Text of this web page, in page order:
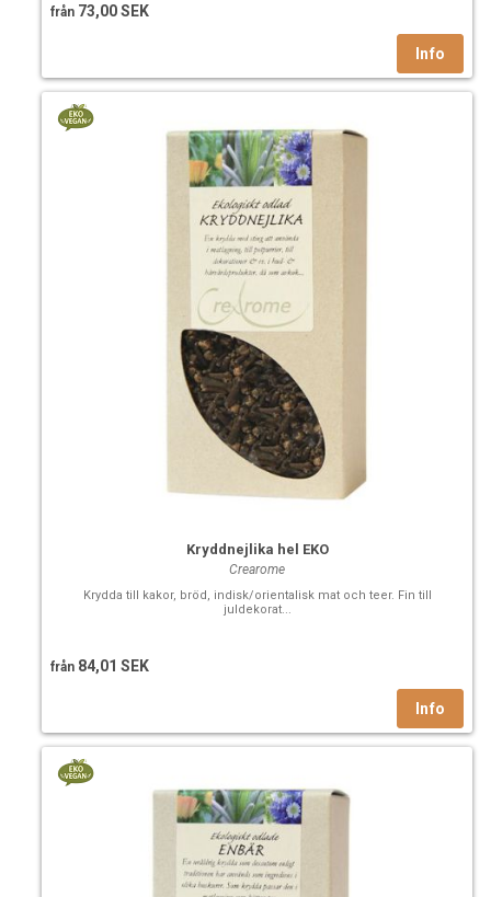
från 73,00 SEK
Kryddnejlika hel EKO
Crearome
Krydda till kakor, bröd, indisk/orientalisk mat och teer. Fin till
juldekorat...
från 84,01 SEK